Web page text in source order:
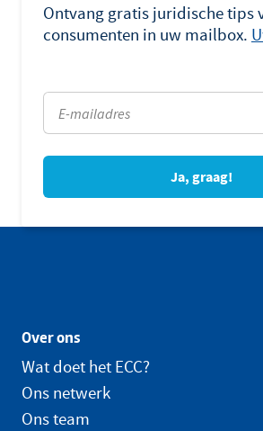
Ontvang gratis juridische tips
consumenten in uw mailbox.
Ja, graag!
Over ons
Wat doet het ECC?
Ons netwerk
Ons team